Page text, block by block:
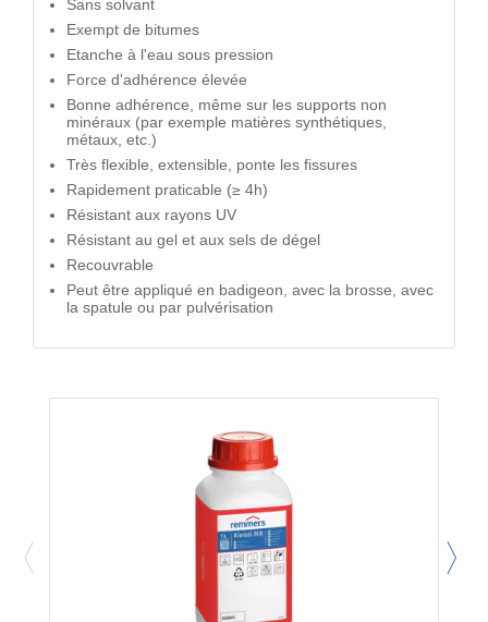
Sans solvant
Exempt de bitumes
Etanche à l'eau sous pression
Force d'adhérence élevée
Bonne adhérence, même sur les supports non
minéraux (par exemple matières synthétiques,
métaux, etc.)
Très flexible, extensible, ponte les fissures
Rapidement praticable (≥ 4h)
Résistant aux rayons UV
Résistant au gel et aux sels de dégel
Recouvrable
Peut être appliqué en badigeon, avec la brosse, avec
la spatule ou par pulvérisation